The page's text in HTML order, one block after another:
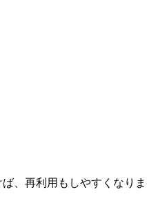
、再利用もしやすくなりま